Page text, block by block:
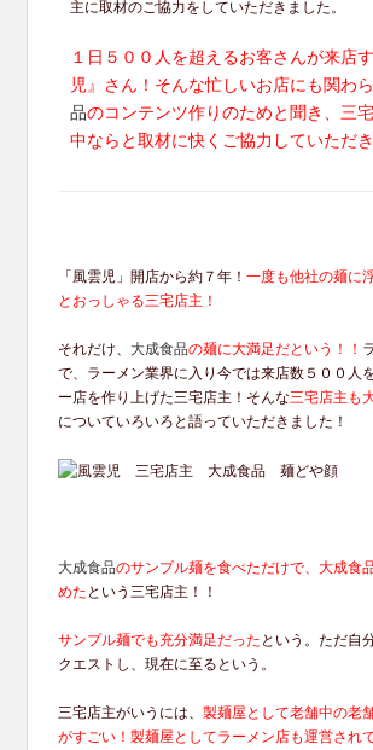
主に取材のご協力をしていただきました。
１日５００人を超えるお客さんが来店
児』さん！そんな忙しいお店にも関わら
品のコンテンツ作りのためと聞き、三
中ならと取材に快くご協力していただき
「風雲児」開店から約７年！ 一度も他社の麺に
とおっしゃる三宅店主！
それだけ、 大成食品の麺に大満足だという！！
で、ラーメン業界に入り今では来店数５００人
ー店を作り上げた三宅店主！そんな三宅店主も
についていろいろと語っていただきました！
大成食品のサンプル麺を食べただけで、大成食
めた という三宅店主！！
サンプル麺でも充分満足だった という。ただ自
クエストし、現在に至るという。
三宅店主がいうには、 製麺屋として老舗中の老
がすごい！製麺屋としてラーメン店も運営され